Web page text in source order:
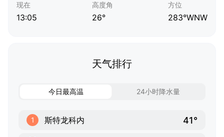
现在
13:05
高度角
26°
方位
283°WNW
天气排行
今日最高温 24小时降水量
1 斯特龙科内 41°